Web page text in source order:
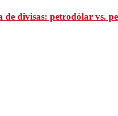
de divisas: petrodólar vs.